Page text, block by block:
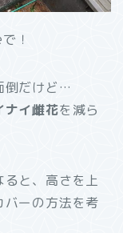
！
倒だけど…
ナイ雌花を減ら
と、高さを上
バーの方法を考